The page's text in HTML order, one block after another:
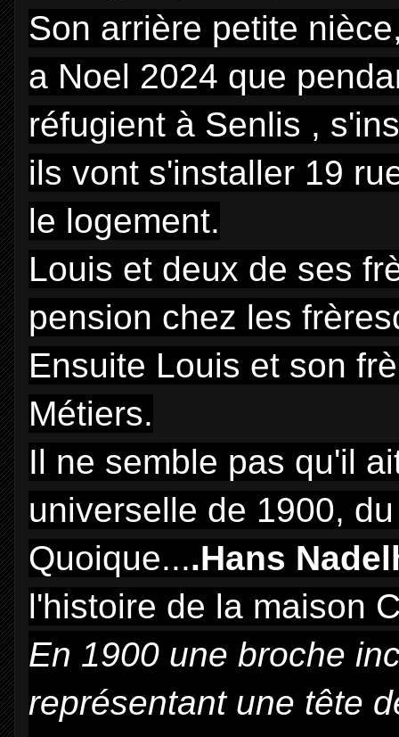
Son arrière petite
a Noel 2024 que
réfugient à Senlis ,
ils vont s'installer 19
le logement.
Louis et deux de ses
pension chez les
Ensuite Louis et son
Métiers.
Il ne semble pas qu'il
universelle de 1900,
Quoique....Hans
l'histoire de la maison
En 1900 une broche
représentant une tête